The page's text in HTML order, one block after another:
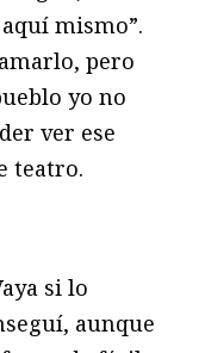
mismo”.
pero
yo no
ver ese
teatro.
si lo
aunque